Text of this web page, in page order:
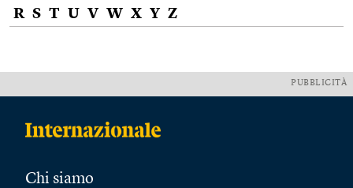
R S T U V W X Y Z
PUBBLICITÀ
Chi siamo